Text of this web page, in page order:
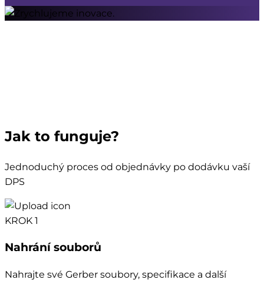
Jak to funguje?
Jednoduchý proces od objednávky po dodávku vaší
DPS
KROK 1
Nahrání souborů
Nahrajte své Gerber soubory, specifikace a další